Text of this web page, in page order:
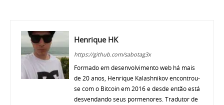
Henrique HK
https://github.com/sabotag3x
Formado em desenvolvimento web há mais
de 20 anos, Henrique Kalashnikov encontrou-
se com o Bitcoin em 2016 e desde então está
desvendando seus pormenores. Tradutor de